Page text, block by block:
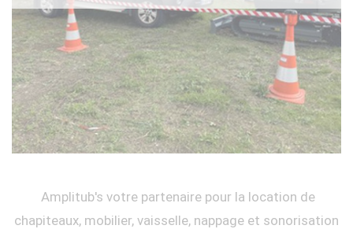
Amplitub's votre partenaire pour la location de
chapiteaux, mobilier, vaisselle, nappage et sonorisation